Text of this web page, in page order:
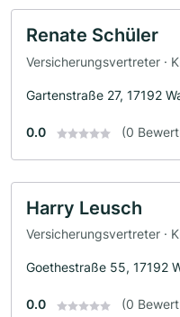
Renate Schüler
Versicherungsvertreter ·
Gartenstraße 27, 17192
0.0 (0
Harry Leusch
Versicherungsvertreter ·
Goethestraße 55, 17192
0.0 (0